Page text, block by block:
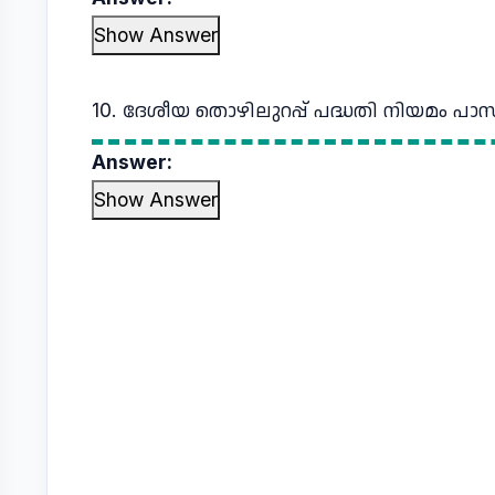
Show Answer
10. ദേശീയ തൊഴിലുറപ്പ് പദ്ധതി നിയമം
Answer:
Show Answer